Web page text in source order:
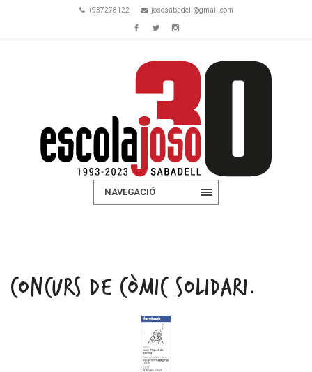
+937278122 jososabadell@gmail.com
NAVEGACIÓ
CONCURS DE CÒMIC SOLIDARI.